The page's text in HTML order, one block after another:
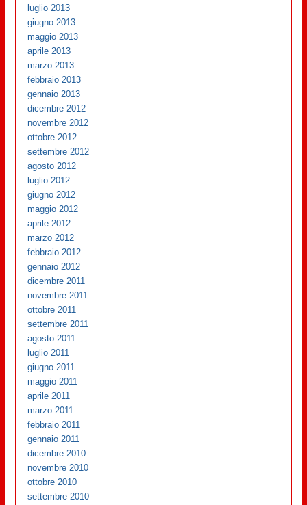
luglio 2013
giugno 2013
maggio 2013
aprile 2013
marzo 2013
febbraio 2013
gennaio 2013
dicembre 2012
novembre 2012
ottobre 2012
settembre 2012
agosto 2012
luglio 2012
giugno 2012
maggio 2012
aprile 2012
marzo 2012
febbraio 2012
gennaio 2012
dicembre 2011
novembre 2011
ottobre 2011
settembre 2011
agosto 2011
luglio 2011
giugno 2011
maggio 2011
aprile 2011
marzo 2011
febbraio 2011
gennaio 2011
dicembre 2010
novembre 2010
ottobre 2010
settembre 2010